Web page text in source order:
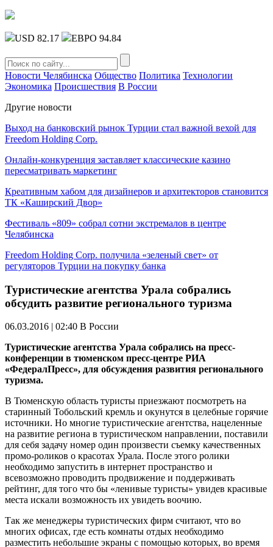
USD 82.17 ЕВРО 94.84
Новости Челябинска Общество Политика Технологии
Экономика Происшествия В России
Другие новости
Выход на банковский рынок Турции стал важной вехой для
Freedom Holding Corp.
Онлайн-конкуренция заставляет классические казино
пересматривать маркетинг
Креативным хабом для дизайнеров и архитекторов становится
ТК «Каширский Двор»
Фестиваль «809» собрал сотни экстремалов в центре
Челябинска
Freedom Holding Corp. получила «зеленый свет» от
регуляторов Турции на покупку банка
Туристические агентства Урала собрались
обсудить развитие регионального туризма
06.03.2016 | 02:40 В России
Туристические агентства Урала собрались на пресс-
конференции в тюменском пресс-центре РИА
«ФедералПресс», для обсуждения развития регионального
туризма.
В Тюменскую область туристы приезжают посмотреть на
старинный Тобольский кремль и окунутся в целебные горячие
источники. Но многие туристические агентства, нацеленные
на развитие региона в туристическом направлении, поставили
для себя задачу номер один произвести съемку качественных
промо-роликов о красотах Урала. После этого ролики
необходимо запустить в интернет пространство и
всевозможно проводить продвижение и поддерживать
рейтинг, для того что бы «ленивые туристы» увидев красивые
места искали возможность их увидеть воочию.
Так же менеджеры туристических фирм считают, что во
многих офисах, где есть комнаты отдых необходимо
разместить небольшие экраны с помощью которых, во время